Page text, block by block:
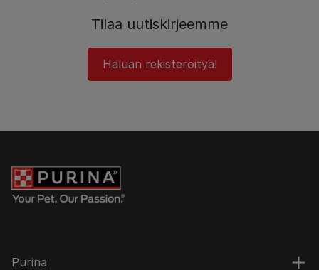
Tilaa uutiskirjeemme
Haluan rekisteröityä!
Purina